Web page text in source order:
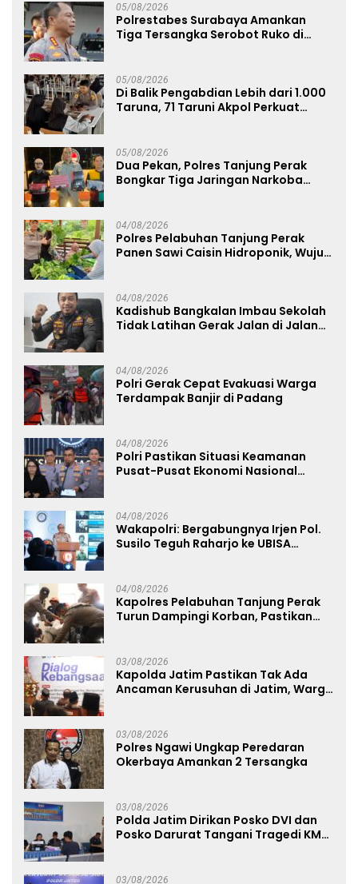
05/08/2026
Polrestabes Surabaya Amankan
Tiga Tersangka Serobot Ruko di
05/08/2026
Di Balik Pengabdian Lebih dari 1.000
Taruna, 71 Taruni Akpol Perkuat
05/08/2026
Dua Pekan, Polres Tanjung Perak
Bongkar Tiga Jaringan Narkoba
04/08/2026
Polres Pelabuhan Tanjung Perak
Panen Sawi Caisin Hidroponik, Wujud
04/08/2026
Kadishub Bangkalan Imbau Sekolah
Tidak Latihan Gerak Jalan di Jalan
04/08/2026
Polri Gerak Cepat Evakuasi Warga
Terdampak Banjir di Padang
04/08/2026
Polri Pastikan Situasi Keamanan
Pusat-Pusat Ekonomi Nasional
04/08/2026
Wakapolri: Bergabungnya Irjen Pol.
Susilo Teguh Raharjo ke UBISA
04/08/2026
Kapolres Pelabuhan Tanjung Perak
Turun Dampingi Korban, Pastikan
03/08/2026
Kapolda Jatim Pastikan Tak Ada
Ancaman Kerusuhan di Jatim, Warga
03/08/2026
Polres Ngawi Ungkap Peredaran
Okerbaya Amankan 2 Tersangka
03/08/2026
Polda Jatim Dirikan Posko DVI dan
Posko Darurat Tangani Tragedi KMP
03/08/2026